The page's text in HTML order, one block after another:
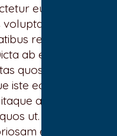
eum
rerum
ab est
quos sit
iste eos
autem
ut.
esse in